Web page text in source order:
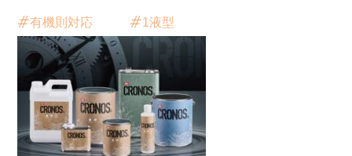
有機則対応 1液型